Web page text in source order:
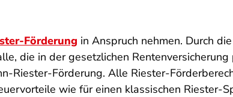
Förderung in Anspruch nehmen. Durch
die in der gesetzlichen
Riester-Förderung. Alle Riester-
wie für einen klassischen Riester-